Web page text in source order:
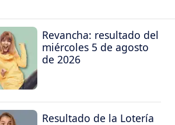
Revancha: resultado del
miércoles 5 de agosto
de 2026
Resultado de la Lotería